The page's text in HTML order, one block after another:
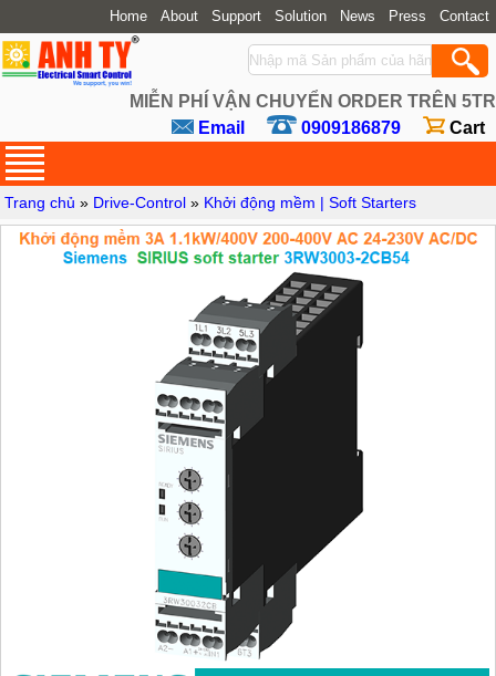
Home About Support Solution News Press Contact
MIỄN PHÍ VẬN CHUYỂN ORDER TRÊN 5TR
Email
0909186879 Cart
Trang chủ » Drive-Control » Khởi động mềm | Soft Starters